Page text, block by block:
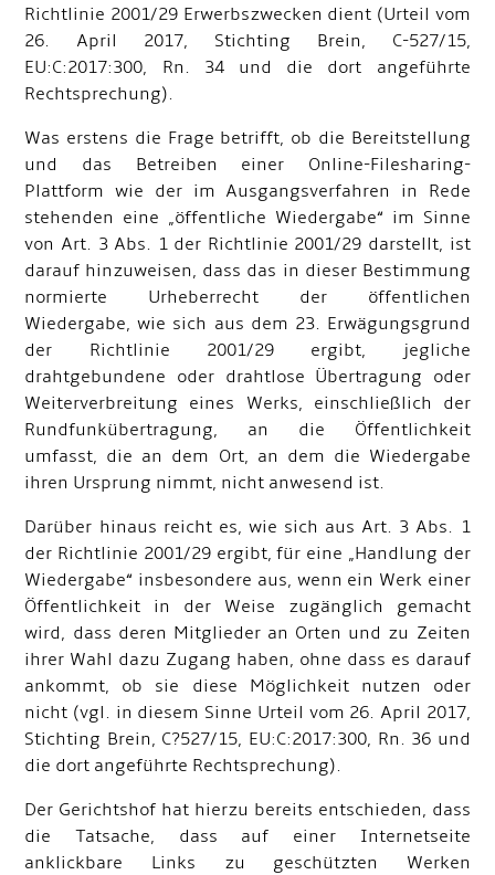
Richtlinie 2001/29 Erwerbszwecken dient (Urteil vom
26. April 2017, Stichting Brein, C-527/15,
EU:C:2017:300, Rn. 34 und die dort angeführte
Rechtsprechung).
Was erstens die Frage betrifft, ob die Bereitstellung
und das Betreiben einer Online-Filesharing-
Plattform wie der im Ausgangsverfahren in Rede
stehenden eine „öffentliche Wiedergabe“ im Sinne
von Art. 3 Abs. 1 der Richtlinie 2001/29 darstellt, ist
darauf hinzuweisen, dass das in dieser Bestimmung
normierte Urheberrecht der öffentlichen
Wiedergabe, wie sich aus dem 23. Erwägungsgrund
der Richtlinie 2001/29 ergibt, jegliche
drahtgebundene oder drahtlose Übertragung oder
Weiterverbreitung eines Werks, einschließlich der
Rundfunkübertragung, an die Öffentlichkeit
umfasst, die an dem Ort, an dem die Wiedergabe
ihren Ursprung nimmt, nicht anwesend ist.
Darüber hinaus reicht es, wie sich aus Art. 3 Abs. 1
der Richtlinie 2001/29 ergibt, für eine „Handlung der
Wiedergabe“ insbesondere aus, wenn ein Werk einer
Öffentlichkeit in der Weise zugänglich gemacht
wird, dass deren Mitglieder an Orten und zu Zeiten
ihrer Wahl dazu Zugang haben, ohne dass es darauf
ankommt, ob sie diese Möglichkeit nutzen oder
nicht (vgl. in diesem Sinne Urteil vom 26. April 2017,
Stichting Brein, C?527/15, EU:C:2017:300, Rn. 36 und
die dort angeführte Rechtsprechung).
Der Gerichtshof hat hierzu bereits entschieden, dass
die Tatsache, dass auf einer Internetseite
anklickbare Links zu geschützten Werken